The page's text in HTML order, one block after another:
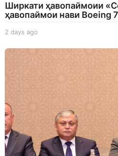
Ширкати ҳавопаймоии
ҳавопаймои нави Boeing
2 days ago
a